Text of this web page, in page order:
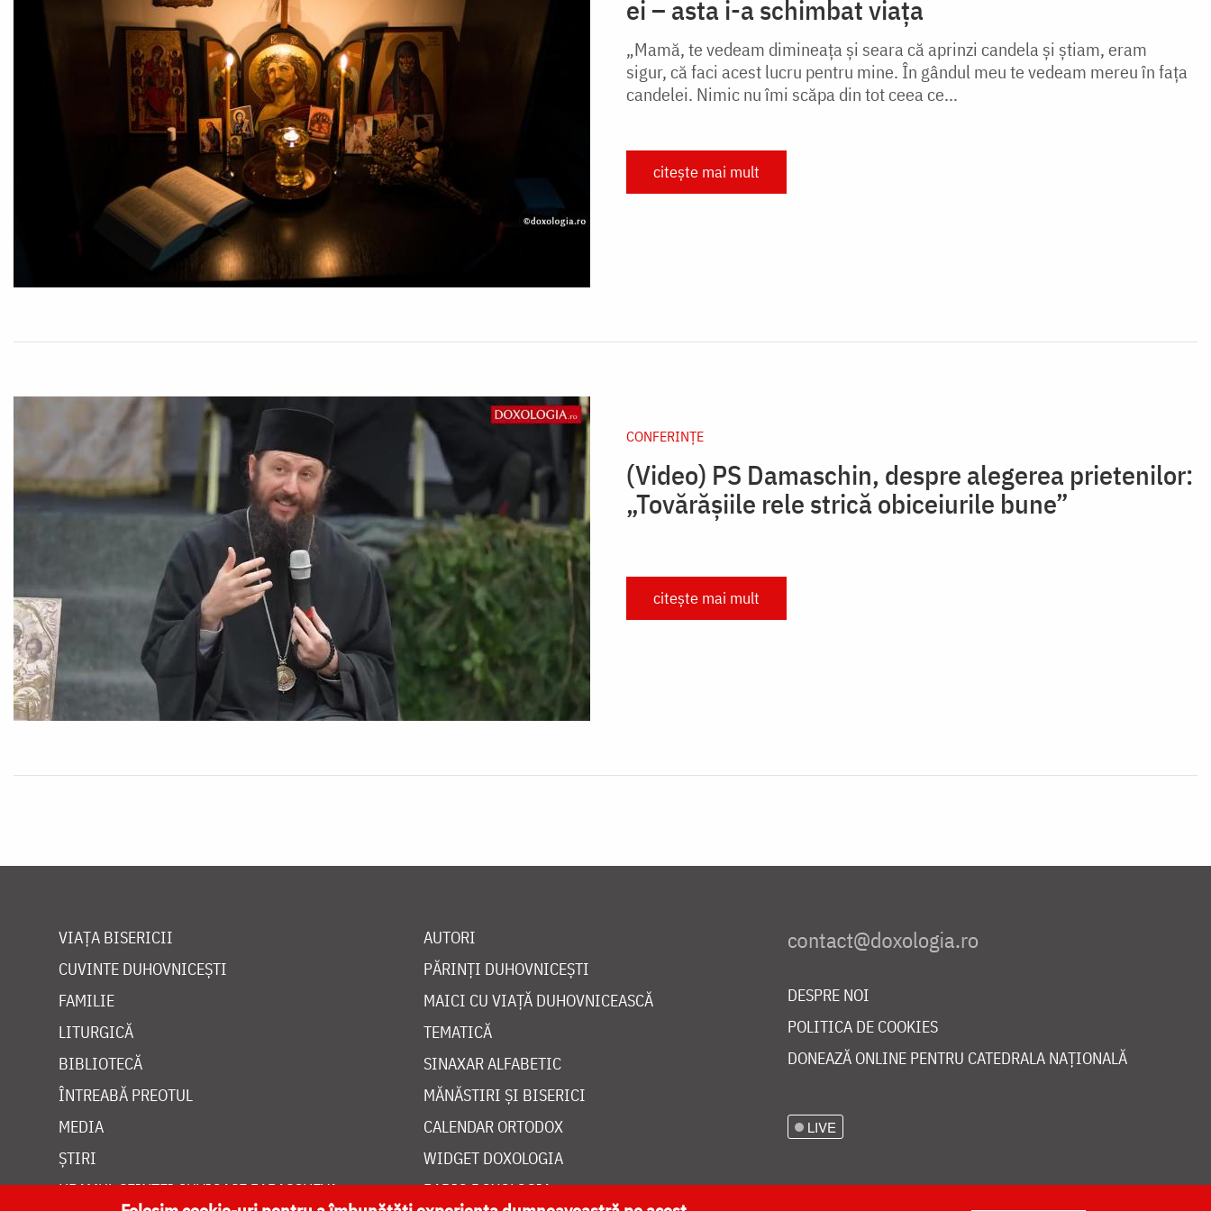
ei – asta i-a schimbat viața
„Mamă, te vedeam dimineața și seara că aprinzi candela și știam, eram
sigur, că faci acest lucru pentru mine. În gândul meu te vedeam mereu în fața
candelei. Nimic nu îmi scăpa din tot ceea ce...
citește mai mult
CONFERINȚE
(Video) PS Damaschin, despre alegerea prietenilor:
„Tovărăşiile rele strică obiceiurile bune”
citește mai mult
VIAȚA BISERICII
CUVINTE DUHOVNICEȘTI
FAMILIE
LITURGICĂ
BIBLIOTECĂ
ÎNTREABĂ PREOTUL
MEDIA
ȘTIRI
HRAMUL SFINTEI CUVIOASE PARASCHEVA
AUTORI
PĂRINȚI DUHOVNICEȘTI
MAICI CU VIAȚĂ DUHOVNICEASCĂ
TEMATICĂ
SINAXAR ALFABETIC
MĂNĂSTIRI ȘI BISERICI
CALENDAR ORTODOX
WIDGET DOXOLOGIA
RADIO DOXOLOGIA
DESPRE NOI
POLITICA DE COOKIES
DONEAZĂ ONLINE PENTRU CATEDRALA NAȚIONALĂ
LIVE